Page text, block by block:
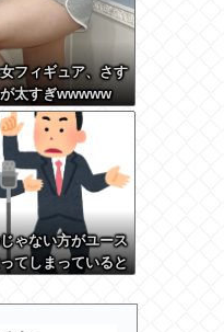
フィギュア、さす
太すぎwwwww
ゃない方がユース
てしまっていると